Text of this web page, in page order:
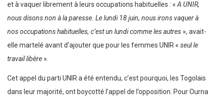
et à vaquer librement à leurs occupations habituelles : «A UNIR,
nous disons non à la paresse. Le lundi 18 juin, nous irons vaquer à
nos occupations habituelles, c’est un lundi comme les autres », avait-
elle martelé avant d’ajouter que pour les femmes UNIR « seul le
travail libère ».
Cet appel du parti UNIR a été entendu, c’est pourquoi, les Togolais
dans leur majorité, ont boycotté l’appel de l’opposition. Pour Ourna